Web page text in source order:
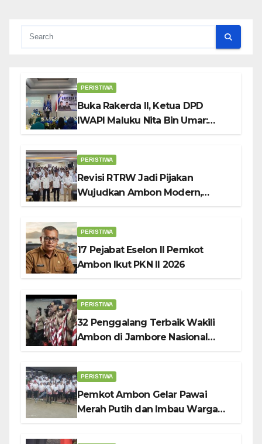
PERISTIWA
Buka Rakerda II, Ketua DPD
IWAPI Maluku Nita Bin Umar:
PERISTIWA
Revisi RTRW Jadi Pijakan
Wujudkan Ambon Modern,
PERISTIWA
17 Pejabat Eselon II Pemkot
Ambon Ikut PKN II 2026
PERISTIWA
32 Penggalang Terbaik Wakili
Ambon di Jambore Nasional
PERISTIWA
Pemkot Ambon Gelar Pawai
Merah Putih dan Imbau Warga